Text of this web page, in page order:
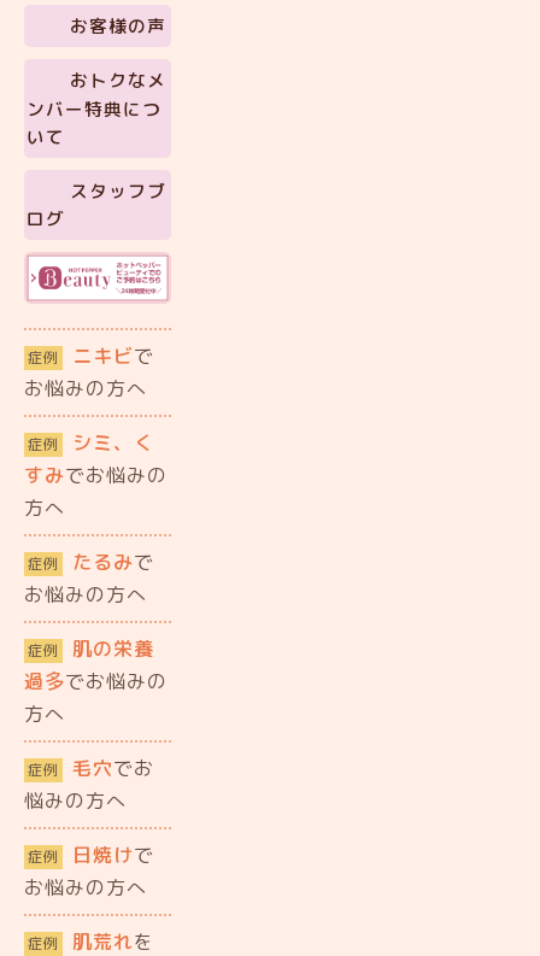
お客様の声
おトクなメ
ンバー特典につ
いて
スタッフブ
ログ
症例 ニキビで
お悩みの方へ
症例
シミ、く
すみでお悩みの
方へ
症例 たるみで
お悩みの方へ
症例
肌の栄養
過多でお悩みの
方へ
症例 毛穴でお
悩みの方へ
症例 日焼けで
お悩みの方へ
症例 肌荒れを